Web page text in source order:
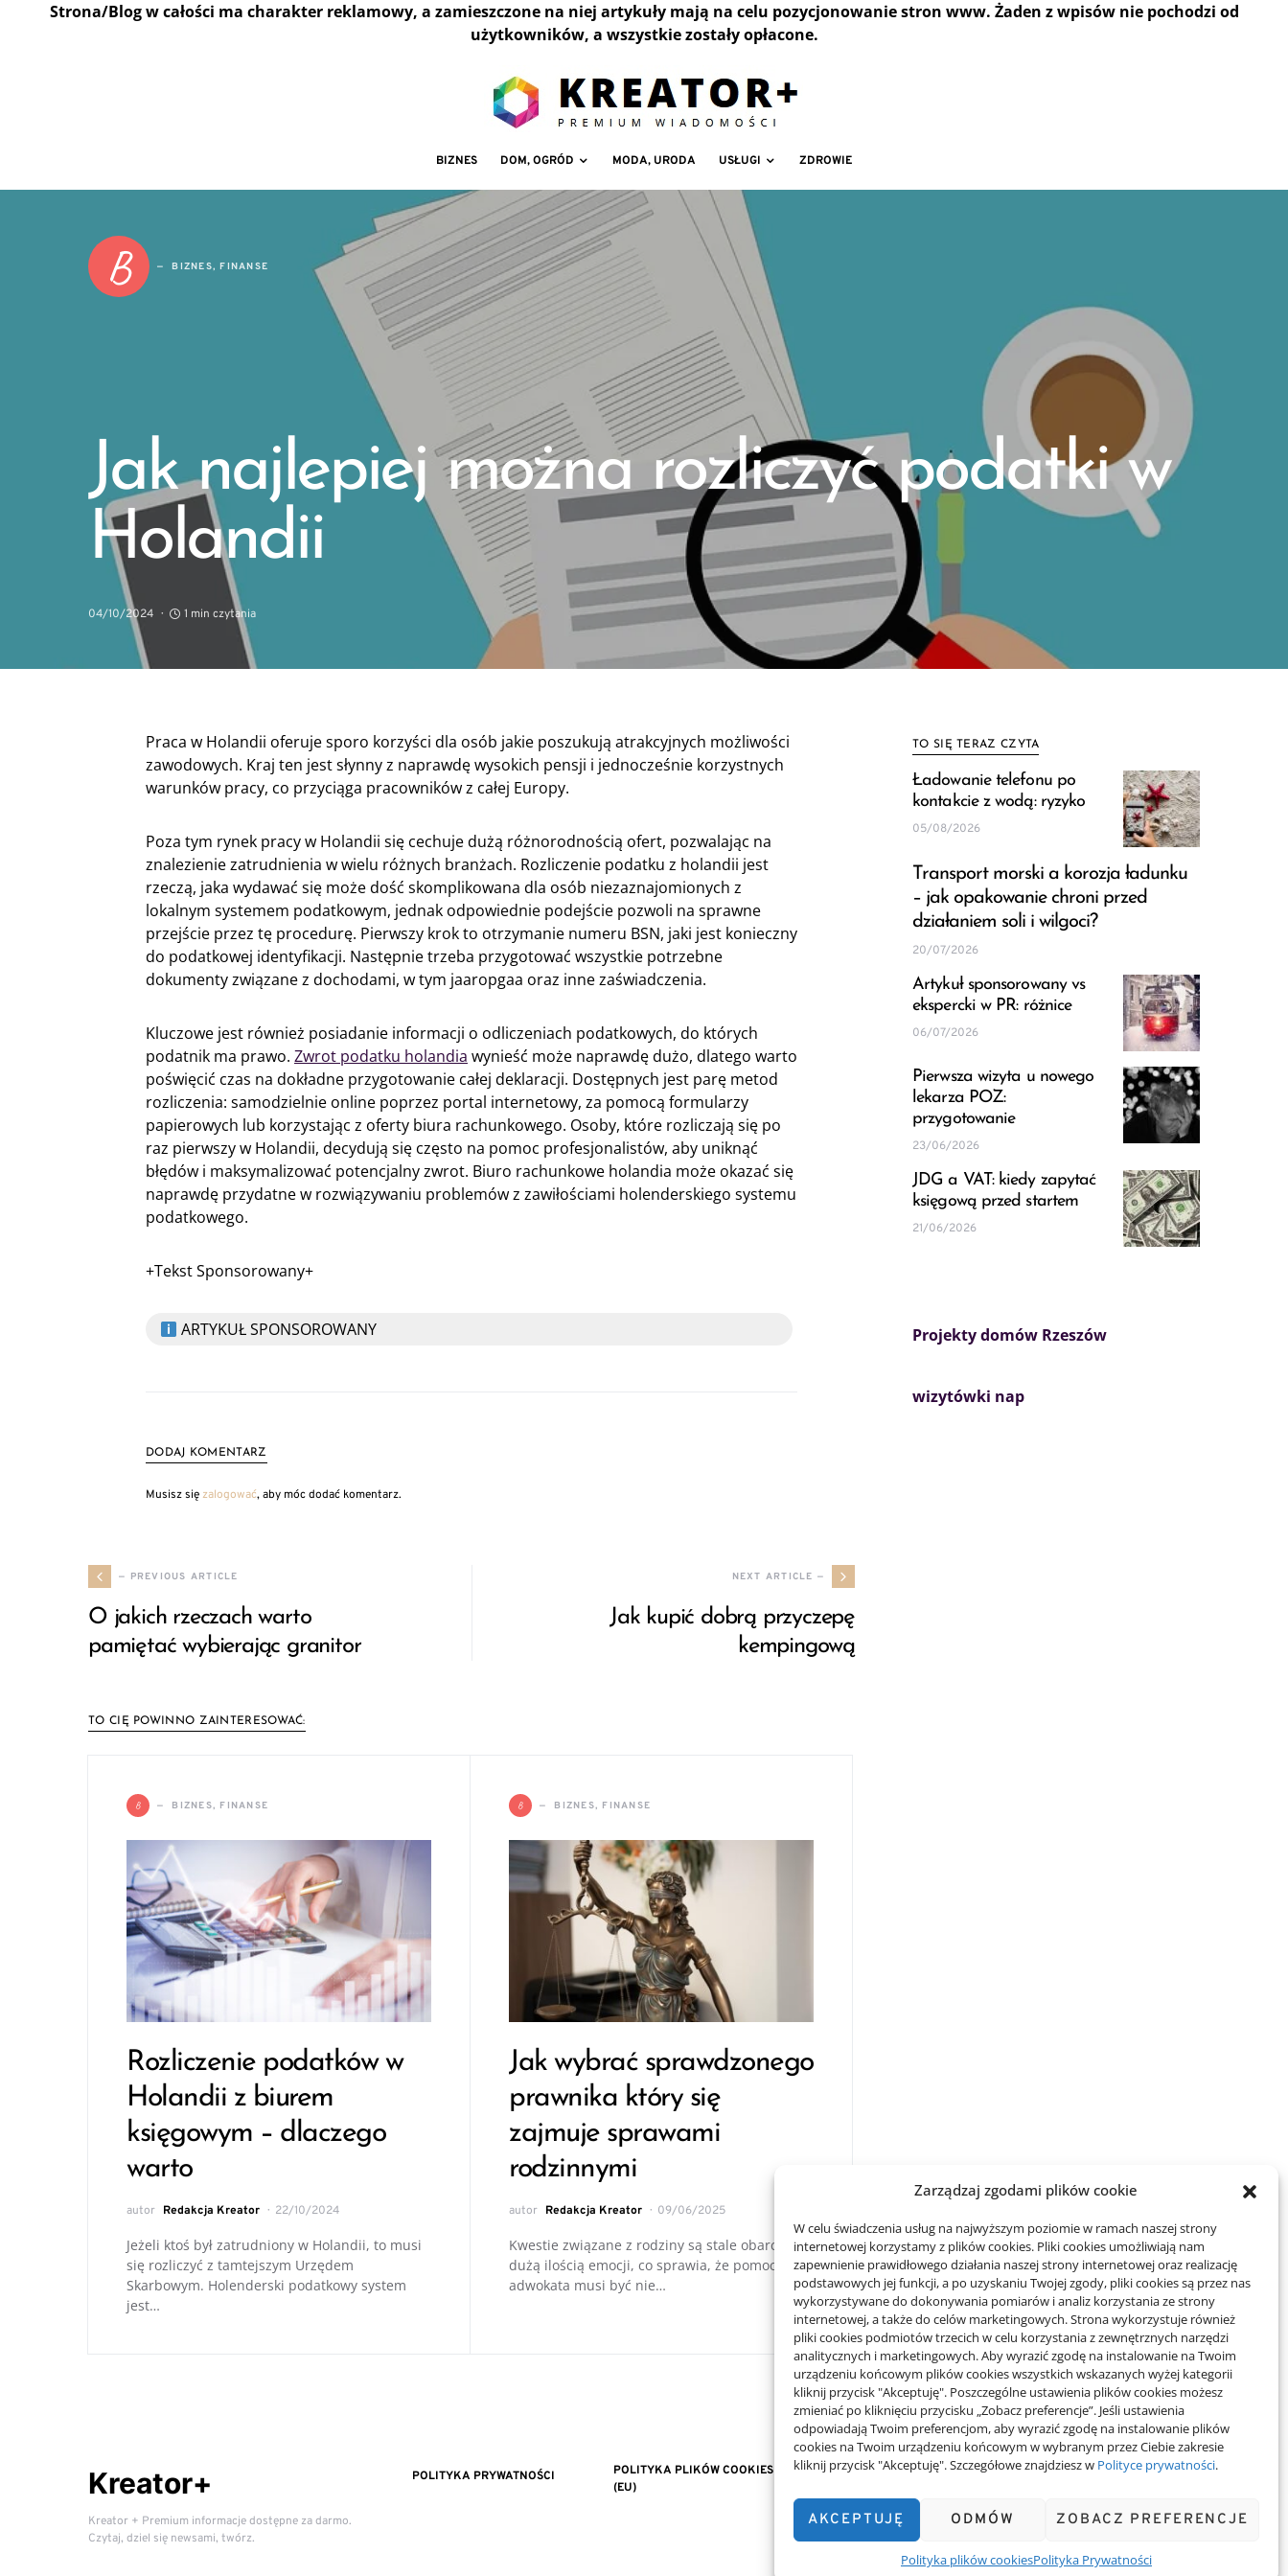
Zarządzaj zgodami plików cookie
W celu świadczenia usług na najwyższym poziomie w ramach naszej strony
internetowej korzystamy z plików cookies. Pliki cookies umożliwiają nam
zapewnienie prawidłowego działania naszej strony internetowej oraz realizację
podstawowych jej funkcji, a po uzyskaniu Twojej zgody, pliki cookies są przez nas
wykorzystywane do dokonywania pomiarów i analiz korzystania ze strony
internetowej, a także do celów marketingowych. Strona wykorzystuje również
pliki cookies podmiotów trzecich w celu korzystania z zewnętrznych narzędzi
analitycznych i marketingowych. Aby wyrazić zgodę na instalowanie na Twoim
urządzeniu końcowym plików cookies wszystkich wskazanych wyżej kategorii
kliknij przycisk "Akceptuję". Poszczególne ustawienia plików cookies możesz
zmieniać po kliknięciu przycisku „Zobacz preferencje”. Jeśli ustawienia
odpowiadają Twoim preferencjom, aby wyrazić zgodę na instalowanie plików
cookies na Twoim urządzeniu końcowym w wybranym przez Ciebie zakresie
kliknij przycisk "Akceptuję". Szczegółowe znajdziesz w Polityce prywatności.
AKCEPTUJĘ ODMÓW ZOBACZ PREFERENCJE
Polityka plików cookiesPolityka Prywatności
Strona/Blog w całości ma charakter reklamowy, a zamieszczone na niej artykuły mają na celu pozycjonowanie stron www. Żaden z wpisów nie pochodzi od
użytkowników, a wszystkie zostały opłacone.
BIZNES DOM, OGRÓD MODA, URODA USŁUGI ZDROWIE
B BIZNES, FINANSE
Jak najlepiej można rozliczyć podatki w
Holandii
04/10/2024 1 min czytania
Praca w Holandii oferuje sporo korzyści dla osób jakie poszukują atrakcyjnych możliwości
zawodowych. Kraj ten jest słynny z naprawdę wysokich pensji i jednocześnie korzystnych
warunków pracy, co przyciąga pracowników z całej Europy.
Poza tym rynek pracy w Holandii się cechuje dużą różnorodnością ofert, pozwalając na
znalezienie zatrudnienia w wielu różnych branżach. Rozliczenie podatku z holandii jest
rzeczą, jaka wydawać się może dość skomplikowana dla osób niezaznajomionych z
lokalnym systemem podatkowym, jednak odpowiednie podejście pozwoli na sprawne
przejście przez tę procedurę. Pierwszy krok to otrzymanie numeru BSN, jaki jest konieczny
do podatkowej identyfikacji. Następnie trzeba przygotować wszystkie potrzebne
dokumenty związane z dochodami, w tym jaaropgaa oraz inne zaświadczenia.
Kluczowe jest również posiadanie informacji o odliczeniach podatkowych, do których
podatnik ma prawo. Zwrot podatku holandia wynieść może naprawdę dużo, dlatego warto
poświęcić czas na dokładne przygotowanie całej deklaracji. Dostępnych jest parę metod
rozliczenia: samodzielnie online poprzez portal internetowy, za pomocą formularzy
papierowych lub korzystając z oferty biura rachunkowego. Osoby, które rozliczają się po
raz pierwszy w Holandii, decydują się często na pomoc profesjonalistów, aby uniknąć
błędów i maksymalizować potencjalny zwrot. Biuro rachunkowe holandia może okazać się
naprawdę przydatne w rozwiązywaniu problemów z zawiłościami holenderskiego systemu
podatkowego.
+Tekst Sponsorowany+
ARTYKUŁ SPONSOROWANY
DODAJ KOMENTARZ
Musisz sięzalogować, aby móc dodać komentarz.
— PREVIOUS ARTICLE
O jakich rzeczach warto
pamiętać wybierając granitor
NEXT ARTICLE —
Jak kupić dobrą przyczepę
kempingową
TO CIĘ POWINNO ZAINTERESOWAĆ:
B BIZNES, FINANSE
Rozliczenie podatków w
Holandii z biurem
księgowym – dlaczego
warto
autor Redakcja Kreator 22/10/2024
Jeżeli ktoś był zatrudniony w Holandii, to musi
się rozliczyć z tamtejszym Urzędem
Skarbowym. Holenderski podatkowy system
jest…
B BIZNES, FINANSE
Jak wybrać sprawdzonego
prawnika który się
zajmuje sprawami
rodzinnymi
autor Redakcja Kreator 09/06/2025
Kwestie związane z rodziny są stale obarczone
dużą ilością emocji, co sprawia, że pomoc
adwokata musi być nie…
TO SIĘ TERAZ CZYTA
Ładowanie telefonu po
kontakcie z wodą: ryzyko
05/08/2026
Transport morski a korozja ładunku
– jak opakowanie chroni przed
działaniem soli i wilgoci?
20/07/2026
Artykuł sponsorowany vs
ekspercki w PR: różnice
06/07/2026
Pierwsza wizyta u nowego
lekarza POZ:
przygotowanie
23/06/2026
JDG a VAT: kiedy zapytać
księgową przed startem
21/06/2026
Projekty domów Rzeszów
wizytówki nap
Kreator+
Kreator + Premium informacje dostępne za darmo.
Czytaj, dziel się newsami, twórz.
POLITYKA PRYWATNOŚCI
POLITYKA PLIKÓW COOKIES
(EU)